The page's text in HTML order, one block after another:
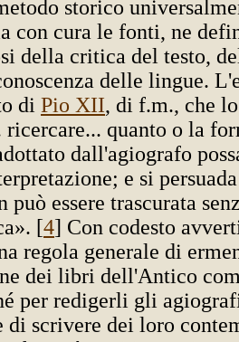
storico
con cura le fonti, ne
della critica del testo,
delle lingue.
di Pio XII, di f.m., che
ricercare... quanto o la
dall'agiografo
e si
essere trascurata
[4] Con codesto
regola generale di
dei libri dell'Antico
per redigerli gli
di scrivere dei loro